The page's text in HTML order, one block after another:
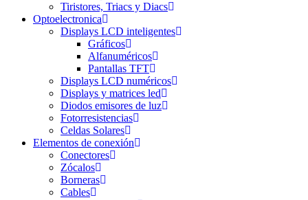
Tiristores, Triacs y Diacs
Optoelectronica
Displays LCD inteligentes
Gráficos
Alfanuméricos
Pantallas TFT
Displays LCD numéricos
Displays y matrices led
Diodos emisores de luz
Fotorresistencias
Celdas Solares
Elementos de conexión
Conectores
Zócalos
Borneras
Cables